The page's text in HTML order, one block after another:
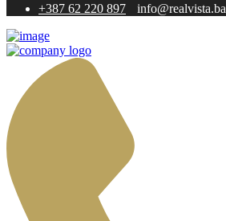
+387 62 220 897
info@realvista.ba